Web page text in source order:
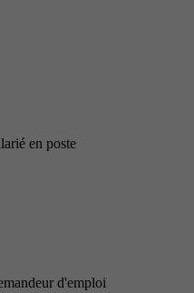
en poste
d'emploi